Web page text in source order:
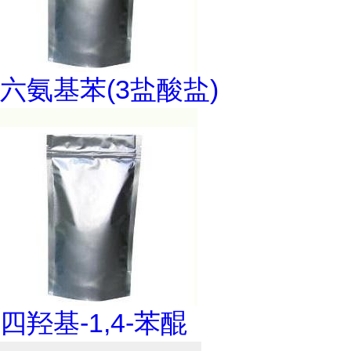
六氨基苯(3盐酸盐)
四羟基-1,4-苯醌